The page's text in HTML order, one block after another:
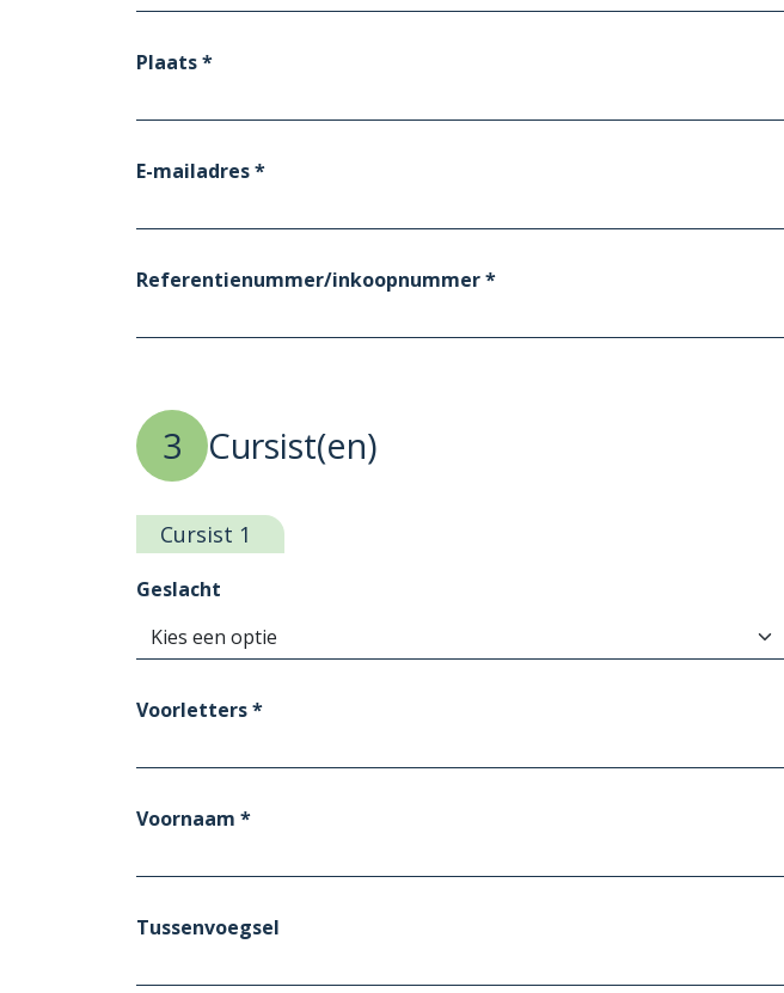
Plaats *
E-mailadres *
Referentienummer/inkoopnummer *
3 Cursist(en)
Cursist 1
Geslacht
Voorletters *
Voornaam *
Tussenvoegsel